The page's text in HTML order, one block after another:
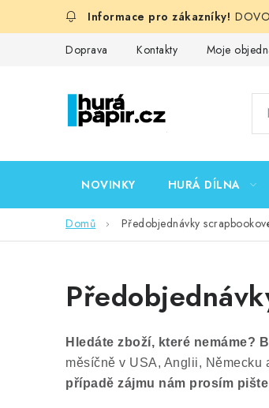
Doprava Kontakty Moje
NOVINKY HURÁ DÍLNA
Domů Předobjednávky
Hledáte zboží, které nemáme?
měsíčně v USA, Anglii, Německu
případě zájmu nám prosím